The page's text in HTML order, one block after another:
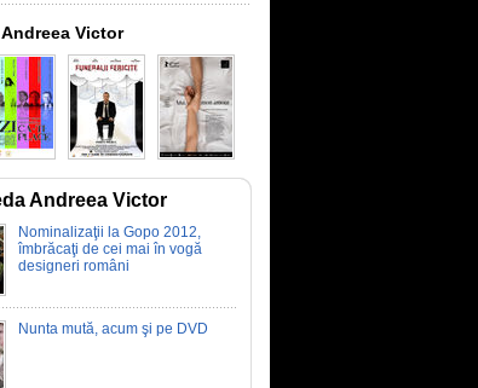
Victor
Andreea Victor
Nominalizaţii la Gopo 2012,
îmbrăcaţi de cei mai în vogă
designeri români
Nunta mută, acum şi pe DVD